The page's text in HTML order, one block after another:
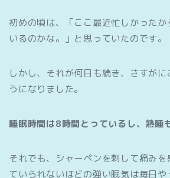
初めの頃は、「ここ最近忙しかった
いるのかな。」と思っていたのです。
しかし、それが何日も続き、さすが
うになりました。
睡眠時間は8時間とっているし、熟睡
それでも、シャーペンを刺して痛み
ていられないほどの強い眠気は毎日や